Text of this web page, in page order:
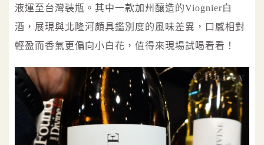
液運至台灣裝瓶。其中一款加州釀造的Viognier白
酒，展現與北隆河頗具鑑別度的風味差異，口感相對
輕盈而香氣更偏向小白花，值得來現場試喝看看！